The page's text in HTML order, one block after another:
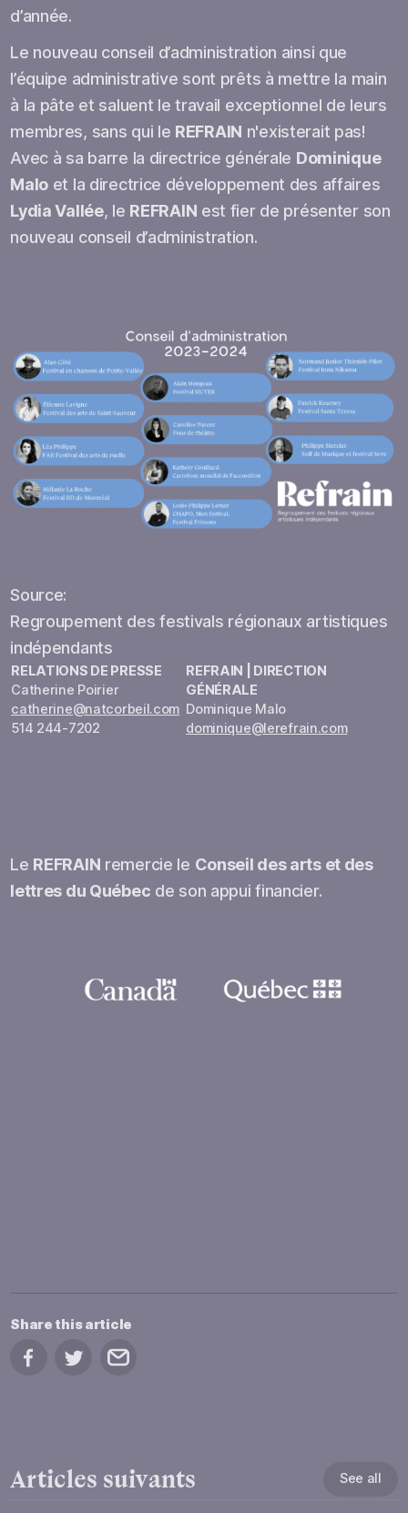
d’année.
Le nouveau conseil d’administration ainsi que
l’équipe administrative sont prêts à mettre la main
à la pâte et saluent le travail exceptionnel de leurs
membres, sans qui le REFRAIN n'existerait pas!
Avec à sa barre la directrice générale Dominique
Malo et la directrice développement des affaires
Lydia Vallée, le REFRAIN est fier de présenter son
nouveau conseil d’administration.
Source:
Regroupement des festivals régionaux artistiques
indépendants
RELATIONS DE PRESSE
Catherine Poirier
catherine@natcorbeil.com
514 244-7202
REFRAIN | DIRECTION
GÉNÉRALE
Dominique Malo
dominique@lerefrain.com
Le REFRAIN remercie le Conseil des arts et des
lettres du Québec de son appui financier.
Share this article
Share on Facebook
Share on Twitter
Share by email
Articles suivants See all